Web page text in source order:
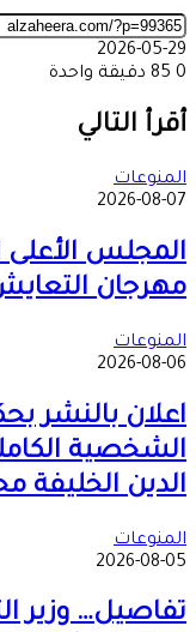
2026-05-29
0
دقيقة واحدة
عبر
البريد
أقرأ التالي
المنوعات
2026-08-07
المجلس الأعلى
مهرجان
المنوعات
2026-08-06
اعلان بالنشر
الشخصية
الدين الخليفة
المنوعات
2026-08-05
تفاصيل… وزير